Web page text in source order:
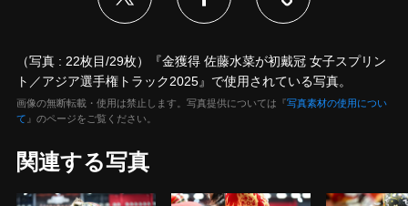
（写真 : 22枚目/29枚）『金獲得 佐藤水菜が初戴冠 女子スプリン
ト／アジア選手権トラック2025』で使用されている写真。
画像の無断転載・使用は禁止します。写真提供については『写真素材の使用につい
て 』のページをご覧ください。
関連する写真